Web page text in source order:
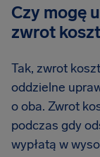
Czy mogę
zwrot
Tak, zwrot
oddzielne
o oba. Zwrot
podczas gdy
wypłatą w